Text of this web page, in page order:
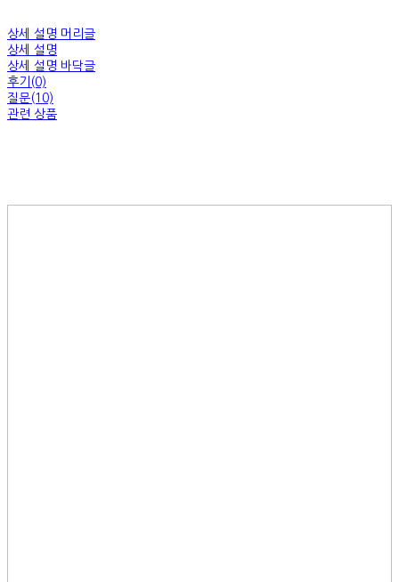
상세 설명 머리글
상세 설명
상세 설명 바닥글
후기(0)
질문(10)
관련 상품